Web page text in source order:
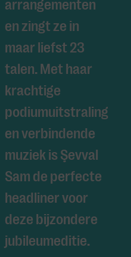
arrangementen
en zingt ze in
maar liefst 23
talen. Met haar
krachtige
podiumuitstraling
en verbindende
muziek is Şevval
Sam de perfecte
headliner voor
deze bijzondere
jubileumeditie.